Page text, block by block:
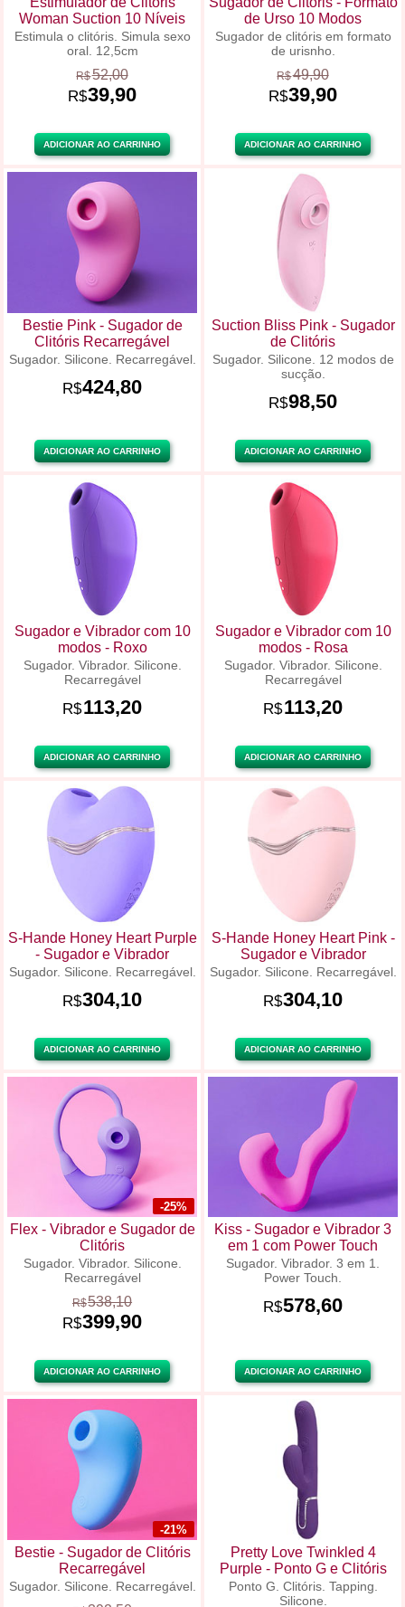
Woman Suction 10 Níveis
Estimula o clitóris. Simula sexo
oral. 12,5cm
R$52,00
R$39,90
ADICIONAR AO CARRINHO
de Urso 10 Modos
Sugador de clitóris em formato
de urisnho.
R$49,90
R$39,90
ADICIONAR AO CARRINHO
Bestie Pink - Sugador de
Clitóris Recarregável
Sugador. Silicone. Recarregável.
R$424,80
ADICIONAR AO CARRINHO
Suction Bliss Pink - Sugador
de Clitóris
Sugador. Silicone. 12 modos de
sucção.
R$98,50
ADICIONAR AO CARRINHO
Sugador e Vibrador com 10
modos - Roxo
Sugador. Vibrador. Silicone.
Recarregável
R$113,20
ADICIONAR AO CARRINHO
Sugador e Vibrador com 10
modos - Rosa
Sugador. Vibrador. Silicone.
Recarregável
R$113,20
ADICIONAR AO CARRINHO
S-Hande Honey Heart Purple
- Sugador e Vibrador
Sugador. Silicone. Recarregável.
R$304,10
ADICIONAR AO CARRINHO
S-Hande Honey Heart Pink -
Sugador e Vibrador
Sugador. Silicone. Recarregável.
R$304,10
ADICIONAR AO CARRINHO
-25%
Flex - Vibrador e Sugador de
Clitóris
Sugador. Vibrador. Silicone.
Recarregável
R$538,10
R$399,90
ADICIONAR AO CARRINHO
Kiss - Sugador e Vibrador 3
em 1 com Power Touch
Sugador. Vibrador. 3 em 1.
Power Touch.
R$578,60
ADICIONAR AO CARRINHO
-21%
Bestie - Sugador de Clitóris
Recarregável
Sugador. Silicone. Recarregável.
Pretty Love Twinkled 4
Purple - Ponto G e Clitóris
Ponto G. Clitóris. Tapping.
Silicone.